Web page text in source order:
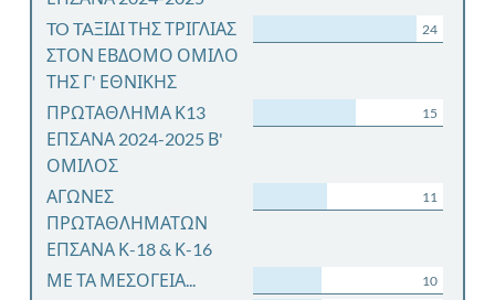
TO TAΞΙΔΙ ΤΗΣ ΤΡΙΓΛΙΑΣ
ΣΤΟΝ ΕΒΔΟΜΟ ΟΜΙΛΟ
ΤΗΣ Γ' ΕΘΝΙΚΗΣ
24
ΠΡΩΤΑΘΛΗΜΑ Κ13
ΕΠΣΑΝΑ 2024-2025 Β'
ΟΜΙΛΟΣ
15
ΑΓΩΝΕΣ
ΠΡΩΤΑΘΛΗΜΑΤΩΝ
ΕΠΣΑΝΑ Κ-18 & Κ-16
11
ΜΕ ΤΑ ΜΕΣΟΓΕΙΑ... 10